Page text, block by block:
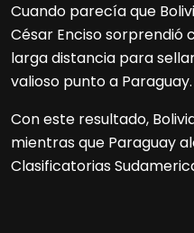
Cuando parecía que
César Enciso
larga distancia para
valioso punto a Paraguay.
Con este resultado,
mientras que Paraguay
Clasificatorias